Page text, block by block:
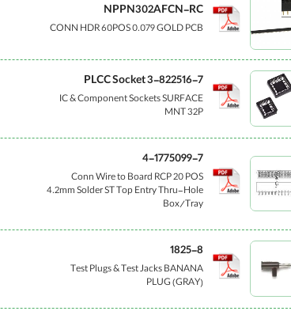
NPPN302AFCN-RC
CONN HDR 60POS 0.079 GOLD PCB
PLCC Socket 3-822516-7
IC & Component Sockets SURFACE
MNT 32P
4-1775099-7
Conn Wire to Board RCP 20 POS
4.2mm Solder ST Top Entry Thru-Hole
Box/Tray
1825-8
Test Plugs & Test Jacks BANANA
PLUG (GRAY)